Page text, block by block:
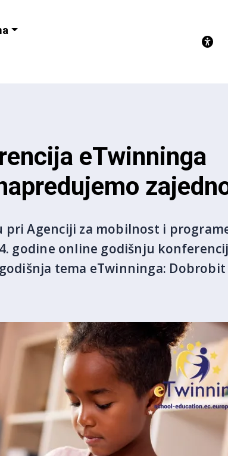
EU
eTwinninga
Agenciji za mobilnost i
godine online godišnju
tema eTwinninga: Dobrobit